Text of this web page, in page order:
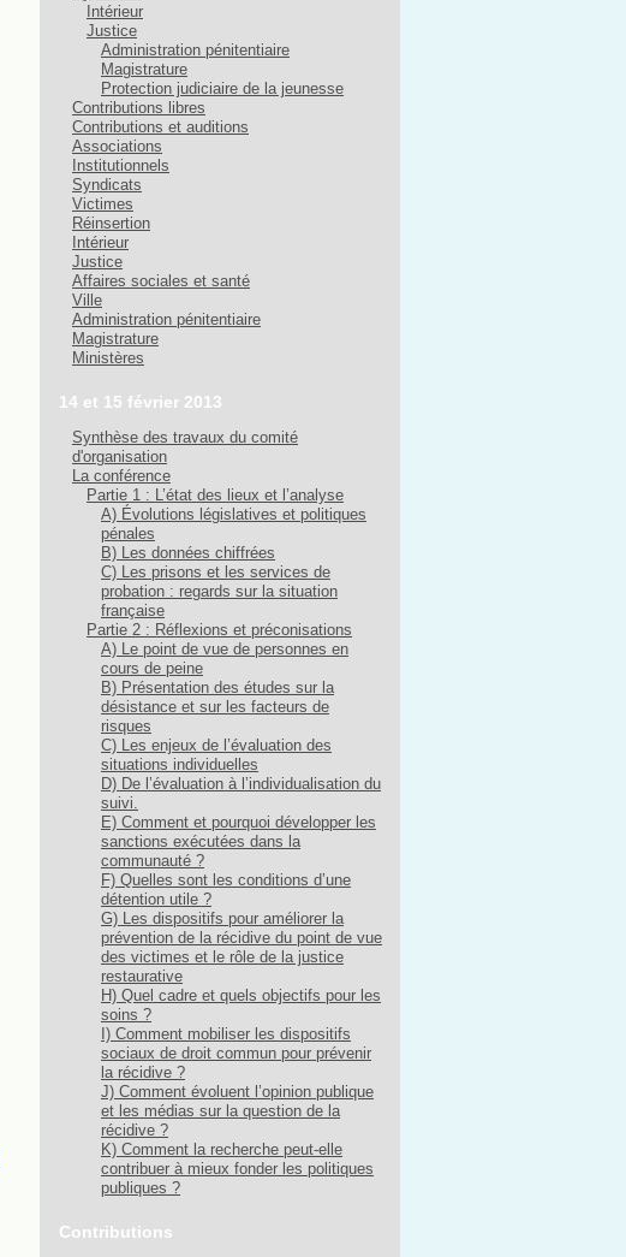
Intérieur
Justice
Administration pénitentiaire
Magistrature
Protection judiciaire de la jeunesse
Contributions libres
Contributions et auditions
Associations
Institutionnels
Syndicats
Victimes
Réinsertion
Intérieur
Justice
Affaires sociales et santé
Ville
Administration pénitentiaire
Magistrature
Ministères
14 et 15 février 2013
Synthèse des travaux du comité
d'organisation
La conférence
Partie 1 : L’état des lieux et l’analyse
A) Évolutions législatives et politiques
pénales
B) Les données chiffrées
C) Les prisons et les services de
probation : regards sur la situation
française
Partie 2 : Réflexions et préconisations
A) Le point de vue de personnes en
cours de peine
B) Présentation des études sur la
désistance et sur les facteurs de
risques
C) Les enjeux de l’évaluation des
situations individuelles
D) De l’évaluation à l’individualisation du
suivi.
E) Comment et pourquoi développer les
sanctions exécutées dans la
communauté ?
F) Quelles sont les conditions d’une
détention utile ?
G) Les dispositifs pour améliorer la
prévention de la récidive du point de vue
des victimes et le rôle de la justice
restaurative
H) Quel cadre et quels objectifs pour les
soins ?
I) Comment mobiliser les dispositifs
sociaux de droit commun pour prévenir
la récidive ?
J) Comment évoluent l’opinion publique
et les médias sur la question de la
récidive ?
K) Comment la recherche peut-elle
contribuer à mieux fonder les politiques
publiques ?
Contributions